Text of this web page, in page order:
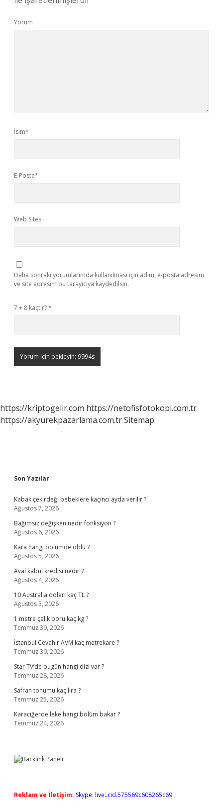
Yorum
İsim*
E-Posta*
Web Sitesi
Daha sonraki yorumlarımda kullanılması için adım, e-posta adresim
ve site adresim bu tarayıcıya kaydedilsin.
7 + 8 kaçtır?*
https://kriptogelir.com https://netofisfotokopi.com.tr
https://akyurekpazarlama.com.trSitemap
Sidebar
Son Yazılar
Kabak çekirdeği bebeklere kaçıncı ayda verilir ?
Ağustos 7, 2026
Bağımsız değişken nedir fonksiyon ?
Ağustos 6, 2026
Kara hangi bölümde öldü ?
Ağustos 5, 2026
Aval kabul kredisi nedir ?
Ağustos 4, 2026
10 Australia doları kaç TL ?
Ağustos 3, 2026
1 metre çelik boru kaç kg ?
Temmuz 30, 2026
İstanbul Cevahir AVM kaç metrekare ?
Temmuz 30, 2026
Star TV’de bugün hangi dizi var ?
Temmuz 28, 2026
Safran tohumu kaç lira ?
Temmuz 25, 2026
Karaciğerde leke hangi bölüm bakar ?
Temmuz 24, 2026
Reklam ve İletişim: Skype: live:.cid.575569c608265c69